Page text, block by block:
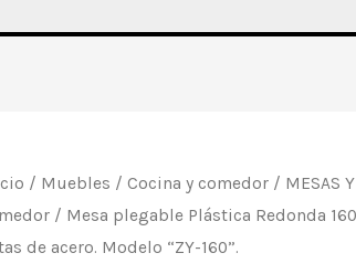
/ Muebles /Cocina y comedor / MESAS
/ Mesa plegable Plástica Redonda
de acero. Modelo “ZY-160”.